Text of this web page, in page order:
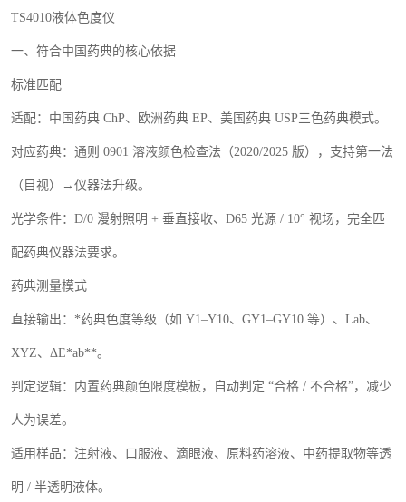
TS4010液体色度仪
一、符合中国药典的核心依据
标准匹配
适配：中国药典 ChP、欧洲药典 EP、美国药典 USP三色药典模式。
对应药典：通则 0901 溶液颜色检查法（2020/2025 版），支持第一法
（目视）→仪器法升级。
光学条件： D/0 漫射照明 + 垂直接收、 D65 光源 / 10° 视场，完全匹
配药典仪器法要求。
药典测量模式
直接输出： *药典色度等级（如 Y1–Y10、 GY1–GY10 等）、 Lab、
XYZ、ΔE*ab**。
判定逻辑：内置药典颜色限度模板，自动判定 “合格 / 不合格”，减少
人为误差。
适用样品：注射液、口服液、滴眼液、原料药溶液、中药提取物等透
明 / 半透明液体。